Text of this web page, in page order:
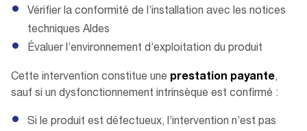
Vérifier la conformité de l’installation avec les notices
techniques Aldes
Évaluer l’environnement d’exploitation du produit
Cette intervention constitue une prestation payante,
sauf si un dysfonctionnement intrinsèque est confirmé :
Si le produit est défectueux, l’intervention n’est pas